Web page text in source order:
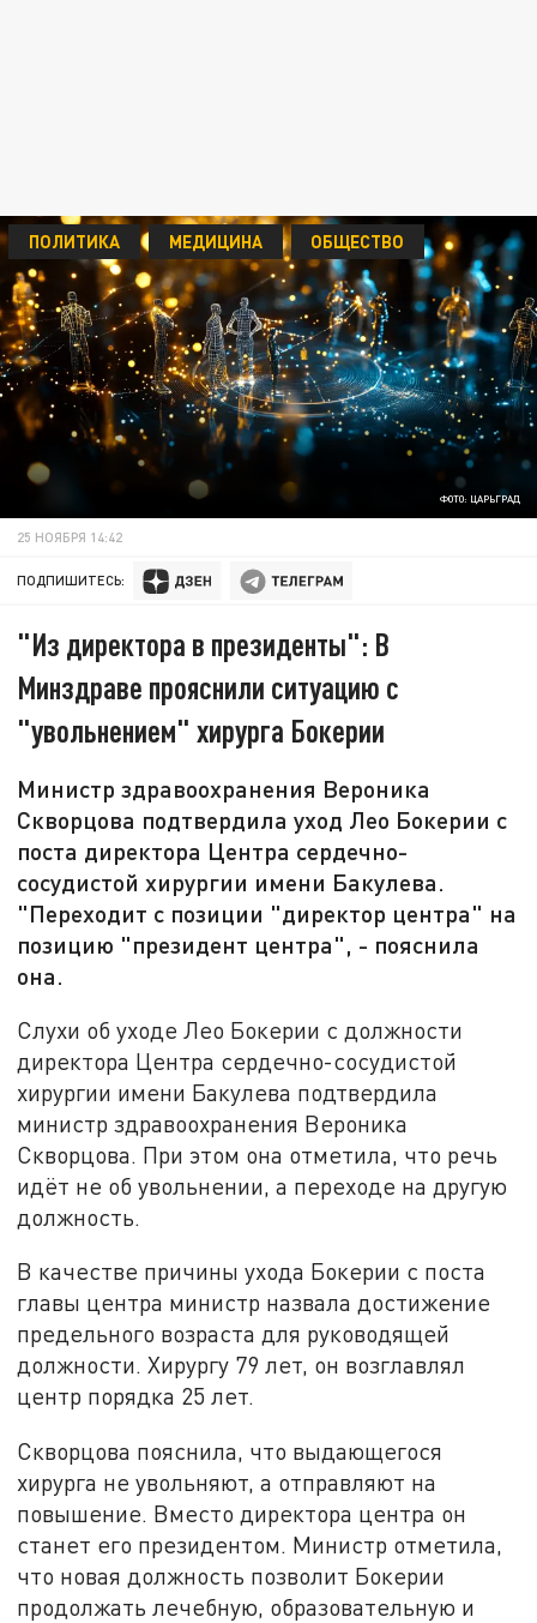
ФОТО: ЦАРЬГРАД
ПОЛИТИКА МЕДИЦИНА ОБЩЕСТВО
25 НОЯБРЯ 14:42
ПОДПИШИТЕСЬ:
"Из директора в президенты": В
Минздраве прояснили ситуацию с
"увольнением" хирурга Бокерии
Министр здравоохранения Вероника
Скворцова подтвердила уход Лео Бокерии с
поста директора Центра сердечно-
сосудистой хирургии имени Бакулева.
"Переходит с позиции "директор центра" на
позицию "президент центра", - пояснила
она.
Слухи об уходе Лео Бокерии с должности
директора Центра сердечно-сосудистой
хирургии имени Бакулева подтвердила
министр здравоохранения Вероника
Скворцова. При этом она отметила, что речь
идёт не об увольнении, а переходе на другую
должность.
В качестве причины ухода Бокерии с поста
главы центра министр назвала достижение
предельного возраста для руководящей
должности. Хирургу 79 лет, он возглавлял
центр порядка 25 лет.
Скворцова пояснила, что выдающегося
хирурга не увольняют, а отправляют на
повышение. Вместо директора центра он
станет его президентом. Министр отметила,
что новая должность позволит Бокерии
продолжать лечебную, образовательную и